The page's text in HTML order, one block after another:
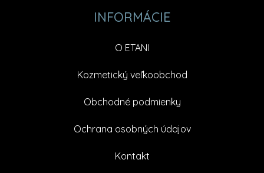
INFORMÁCIE
O ETANI
Kozmetický veľkoobchod
Obchodné podmienky
Ochrana osobných údajov
Kontakt